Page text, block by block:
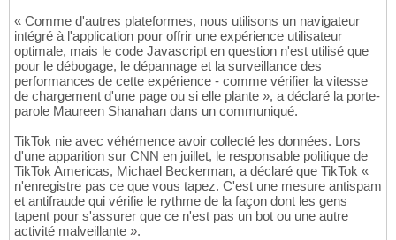
« Comme d'autres plateformes, nous utilisons un navigateur
intégré à l'application pour offrir une expérience utilisateur
optimale, mais le code Javascript en question n'est utilisé que
pour le débogage, le dépannage et la surveillance des
performances de cette expérience - comme vérifier la vitesse
de chargement d'une page ou si elle plante », a déclaré la porte-
parole Maureen Shanahan dans un communiqué.
TikTok nie avec véhémence avoir collecté les données. Lors
d'une apparition sur CNN en juillet, le responsable politique de
TikTok Americas, Michael Beckerman, a déclaré que TikTok «
n'enregistre pas ce que vous tapez. C'est une mesure antispam
et antifraude qui vérifie le rythme de la façon dont les gens
tapent pour s'assurer que ce n'est pas un bot ou une autre
activité malveillante ».